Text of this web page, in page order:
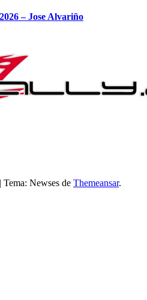
– Jose Alvariño
Tema: Newses de Themeansar.